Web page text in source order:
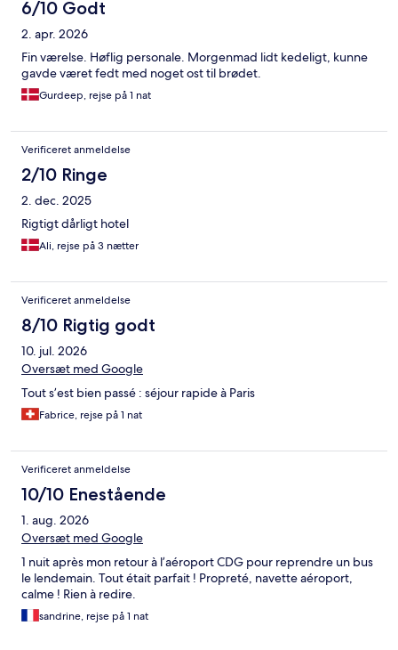
6/10 Godt
2. apr. 2026
Fin værelse. Høflig personale. Morgenmad lidt kedeligt, kunne
gavde været fedt med noget ost til brødet.
Gurdeep, rejse på 1 nat
Verificeret anmeldelse
2/10 Ringe
2. dec. 2025
Rigtigt dårligt hotel
Ali, rejse på 3 nætter
Verificeret anmeldelse
8/10 Rigtig godt
10. jul. 2026
Oversæt med Google
Tout s’est bien passé : séjour rapide à Paris
Fabrice, rejse på 1 nat
Verificeret anmeldelse
10/10 Enestående
1. aug. 2026
Oversæt med Google
1 nuit après mon retour à l’aéroport CDG pour reprendre un bus
le lendemain. Tout était parfait ! Propreté, navette aéroport,
calme ! Rien à redire.
sandrine, rejse på 1 nat